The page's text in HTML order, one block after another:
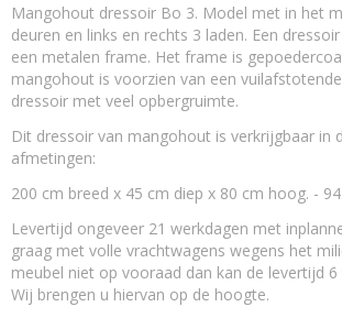
Mangohout dressoir Bo 3. Model met in het
deuren en links en rechts 3 laden. Een
een metalen frame. Het frame is
mangohout is voorzien van een
dressoir met veel opbergruimte.
Dit dressoir van mangohout is verkrijgbaar in
afmetingen:
200 cm breed x 45 cm diep x 80 cm hoog. -
Levertijd ongeveer 21 werkdagen met
graag met volle vrachtwagens wegens het
meubel niet op vooraad dan kan de levertijd
Wij brengen u hiervan op de hoogte.